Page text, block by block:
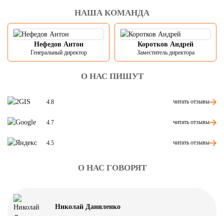
НАША КОМАНДА
Нефедов Антон
Генеральный директор
Коротков Андрей
Заместитель директора
О НАС ПИШУТ
4.8 читать отзывы
4.7 читать отзывы
4.5 читать отзывы
О НАС ГОВОРЯТ
Николай Даниленко